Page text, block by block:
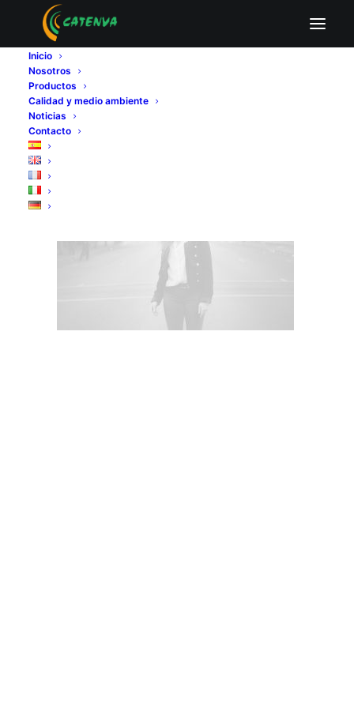
Inicio
Nosotros
Productos
Calidad y medio ambiente
Noticias
Contacto
Home